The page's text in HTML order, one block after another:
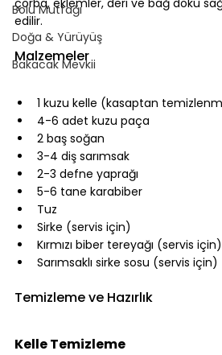
Bolu Mutfağı
Doğa & Yürüyüş
Bakacak Mevkii
çorba, eklemler, deri ve bağ doku
edilir.
⠀
Malzemeler
1 kuzu kelle (kasaptan
4-6 adet kuzu paça
2 baş soğan
3-4 diş sarımsak
2-3 defne yaprağı
5-6 tane karabiber
Tuz
Sirke (servis için)
Kırmızı biber tereyağı (servis için)
Sarımsaklı sirke sosu (servis için)
Temizleme ve Hazırlık
Kelle Temizleme